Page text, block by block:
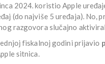
2024. koristio Apple
(do najviše 5 uređaja). No,
razgovora slučajno
fiskalnoj godini prijavio
sitnica.